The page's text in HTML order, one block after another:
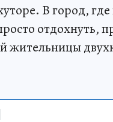
В город,
отдохнуть,
жительницы